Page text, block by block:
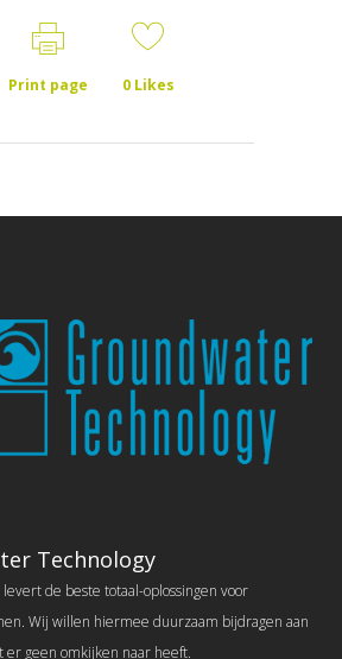
Print page 0Likes
Technology
de beste totaal-oplossingen voor
Wij willen hiermee duurzaam bijdragen aan
geen omkijken naar heeft.